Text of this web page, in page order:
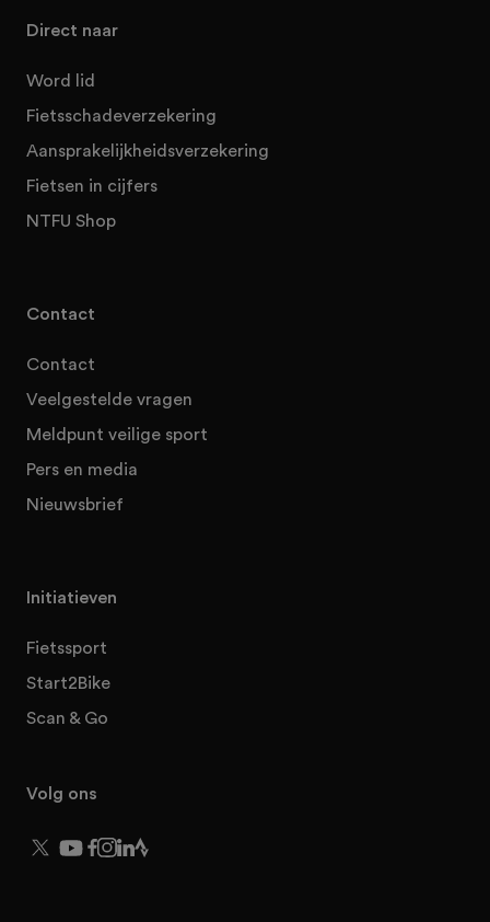
Direct naar
Word lid
Fietsschadeverzekering
Aansprakelijkheidsverzekering
Fietsen in cijfers
NTFU Shop
Contact
Contact
Veelgestelde vragen
Meldpunt veilige sport
Pers en media
Nieuwsbrief
Initiatieven
Fietssport
Start2Bike
Scan & Go
Volg ons